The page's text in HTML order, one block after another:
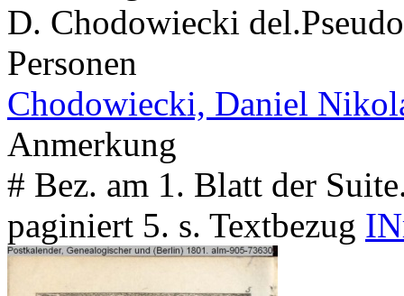
D. Chodowiecki del.
Personen
Chodowiecki, Daniel
Anmerkung
# Bez. am 1. Blatt der
paginiert 5. s. Textbezug